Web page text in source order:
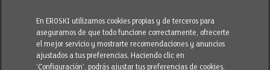
En EROSKI utilizamos cookies propias y de terceros para
asegurarnos de que todo funcione correctamente, ofrecerte
el mejor servicio y mostrarte recomendaciones y anuncios
ajustados a tus preferencias. Haciendo clic en
‘Configuración’, podrás ajustar tus preferencias de cookies.